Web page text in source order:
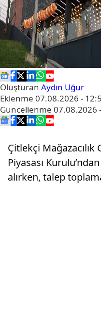
Oluşturan Aydın Uğur
Eklenme 07.08.2026 -
Güncellenme 07.08.2026
Çitlekçi Mağazacılık
Piyasası
alırken, talep